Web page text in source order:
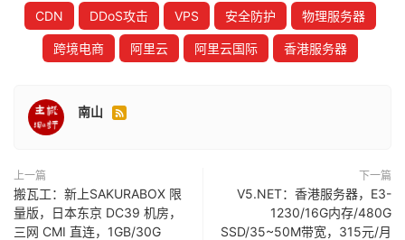
CDN DDoS攻击 VPS 安全防护 物理服务器
跨境电商 阿里云 阿里云国际 香港服务器
南山 
上一篇
搬瓦工：新上SAKURABOX 限
量版，日本东京 DC39 机房，
三网 CMI 直连，1GB/30G
下一篇
V5.NET：香港服务器，E3-
1230/16G内存/480G
SSD/35~50M带宽，315元/月